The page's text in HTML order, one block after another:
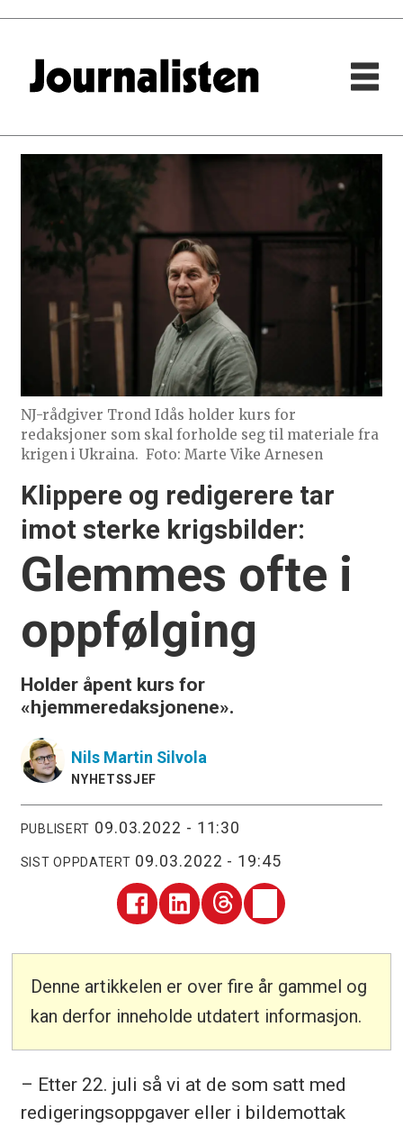
NJ-rådgiver Trond Idås holder kurs for
redaksjoner som skal forholde seg til materiale fra
krigen i Ukraina. Foto: Marte Vike Arnesen
Klippere og redigerere tar
imot sterke krigsbilder:
Glemmes ofte i
oppfølging
Holder åpent kurs for
«hjemmeredaksjonene».
Nils Martin Silvola
NYHETSSJEF
PUBLISERT 09.03.2022 - 11:30
SIST OPPDATERT 09.03.2022 - 19:45
Denne artikkelen er over fire år gammel og
kan derfor inneholde utdatert informasjon.
– Etter 22. juli så vi at de som satt med
redigeringsoppgaver eller i bildemottak